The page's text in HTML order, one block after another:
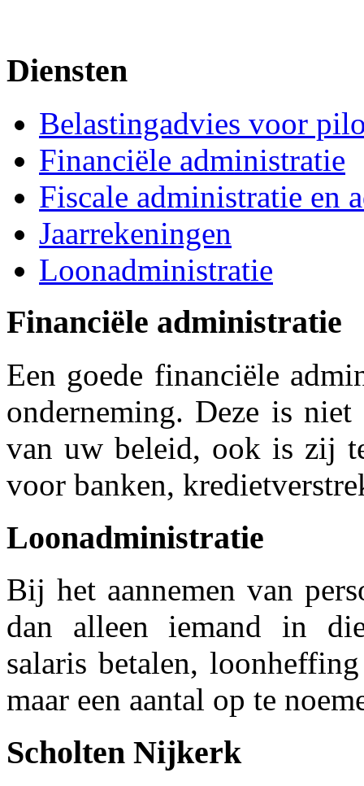
Diensten
Belastingadvies voor
Financiële administratie
Fiscale administratie en
Jaarrekeningen
Loonadministratie
Financiële administratie
Een goede financiële
onderneming. Deze is
van uw beleid, ook is zij
voor banken,
Loonadministratie
Bij het aannemen van
dan alleen iemand in
salaris betalen,
maar een aantal op te
Scholten Nijkerk